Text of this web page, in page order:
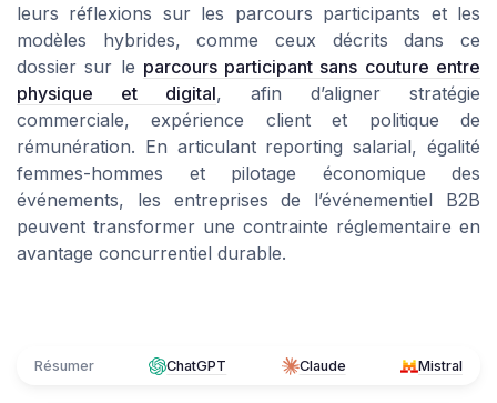
leurs réflexions sur les parcours participants et les
modèles hybrides, comme ceux décrits dans ce
dossier sur le parcours participant sans couture entre
physique et digital, afin d’aligner stratégie
commerciale, expérience client et politique de
rémunération. En articulant reporting salarial, égalité
femmes-hommes et pilotage économique des
événements, les entreprises de l’événementiel B2B
peuvent transformer une contrainte réglementaire en
avantage concurrentiel durable.
Résumer ChatGPT Claude Mistral